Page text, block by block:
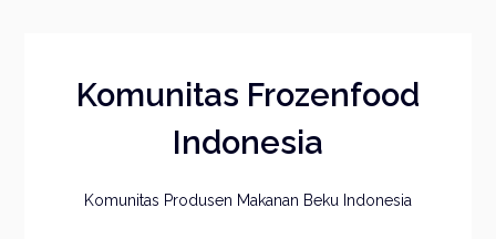
Komunitas Frozenfood
Indonesia
Komunitas Produsen Makanan Beku Indonesia